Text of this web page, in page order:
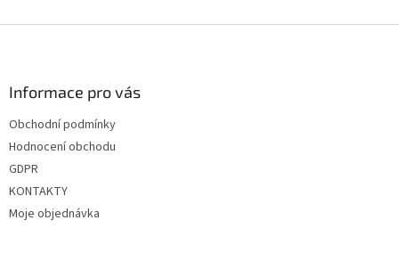
i
Informace pro vás
Obchodní podmínky
Hodnocení obchodu
GDPR
KONTAKTY
Moje objednávka